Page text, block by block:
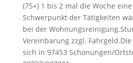
(75+) 1 bis 2 mal die Woche
Schwerpunkt der Tätigkeiten
bei der
Vereinbarung zzgl.
sich in 97453 Schonungen/